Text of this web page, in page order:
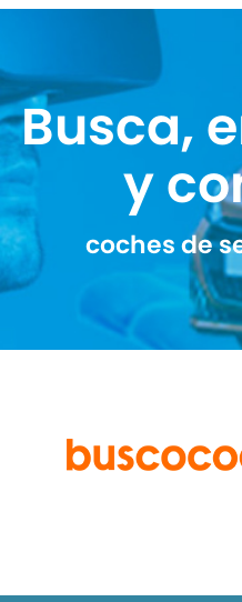
Busca,
y
coches de